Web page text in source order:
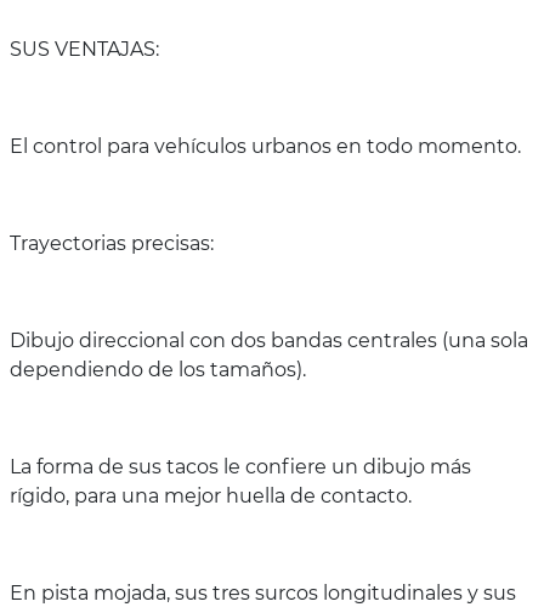
SUS VENTAJAS:
El control para vehículos urbanos en todo momento.
Trayectorias precisas:
Dibujo direccional con dos bandas centrales (una sola
dependiendo de los tamaños).
La forma de sus tacos le confiere un dibujo más
rígido, para una mejor huella de contacto.
En pista mojada, sus tres surcos longitudinales y sus